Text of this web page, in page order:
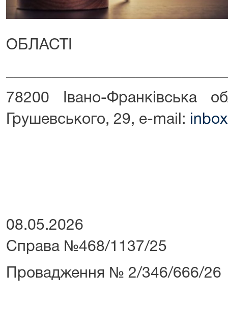
ОБЛАСТІ
78200 Івано-Франківська
Грушевського, 29, e-mail:
Справа №468/1137/25
Провадження № 2/346/666/26